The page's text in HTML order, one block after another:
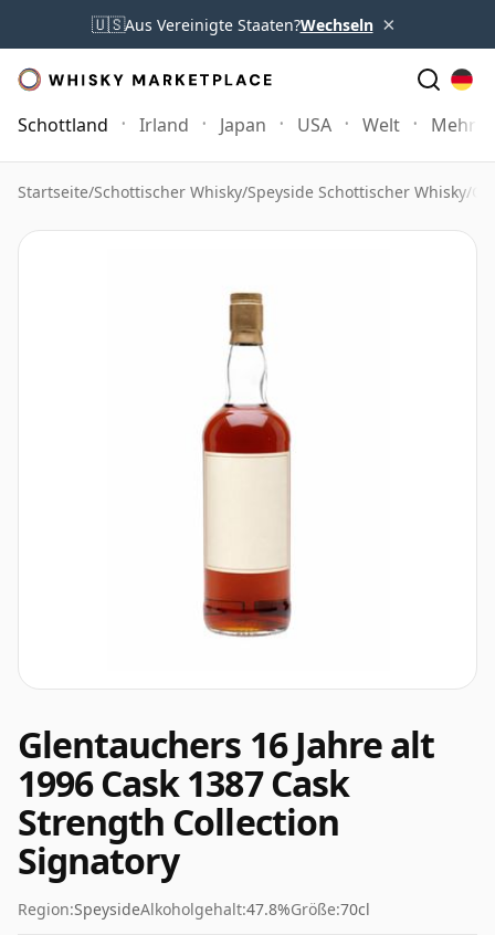
🇺🇸Aus Vereinigte Staaten?Wechseln ×
Schottland Irland Japan USA Welt Mehr
Startseite/Schottischer Whisky/Speyside Schottischer Whisky/
Glentauchers 16 Jahre alt
1996 Cask 1387 Cask
Strength Collection
Signatory
Region:SpeysideAlkoholgehalt:47.8%Größe:70cl